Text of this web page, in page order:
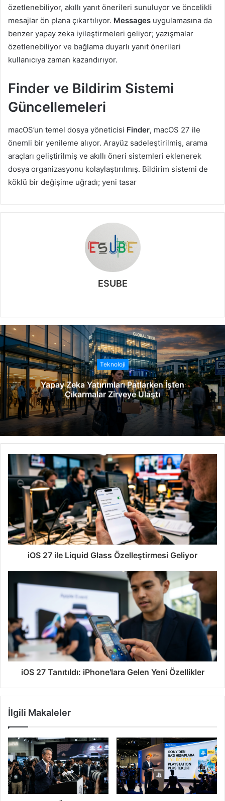
özetlenebiliyor, akıllı yanıt önerileri sunuluyor ve öncelikli
mesajlar ön plana çıkartılıyor. Messages uygulamasına da
benzer yapay zeka iyileştirmeleri geliyor; yazışmalar
özetlenebiliyor ve bağlama duyarlı yanıt önerileri
kullanıcıya zaman kazandırıyor.
Finder ve Bildirim Sistemi
Güncellemeleri
macOS’un temel dosya yöneticisi Finder, macOS 27 ile
önemli bir yenileme alıyor. Arayüz sadeleştirilmiş, arama
araçları geliştirilmiş ve akıllı öneri sistemleri eklenerek
dosya organizasyonu kolaylaştırılmış. Bildirim sistemi de
köklü bir değişime uğradı; yeni tasar
ESUBE
b
s
i
t
e
s
i
Teknoloji
Yapay Zeka Yatırımları Patlarken İşten
Çıkarmalar Zirveye Ulaştı
iOS 27 ile Liquid Glass Özelleştirmesi Geliyor
iOS 27 Tanıtıldı: iPhone'lara Gelen Yeni Özellikler
İlgili Makaleler